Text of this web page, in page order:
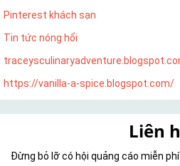
Pinterest khách sạn
Tin tức nóng hổi
https://vanilla-a-spice.blogspot.com/
Liên
Đừng bỏ lỡ có hội quảng cáo miễn